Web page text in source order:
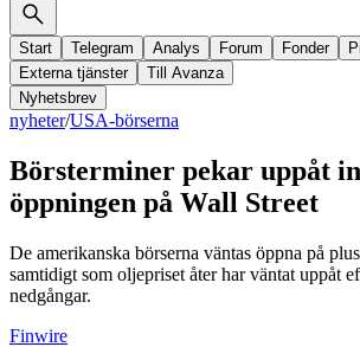
Start Telegram Analys Forum Fonder
Externa tjänster
Till Avanza
Nyhetsbrev
nyheter/USA-börserna
Börsterminer pekar uppåt
öppningen på Wall Street
De amerikanska börserna väntas öppna på
samtidigt som oljepriset åter har väntat uppåt
nedgångar.
Finwire